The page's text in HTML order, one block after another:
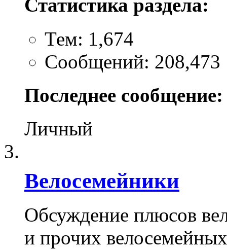
Статистика раздела:
Тем: 1,674
Сообщений: 208,473
Последнее сообщение:
Личный
Велосемейники
Обсуждение плюсов
и прочих